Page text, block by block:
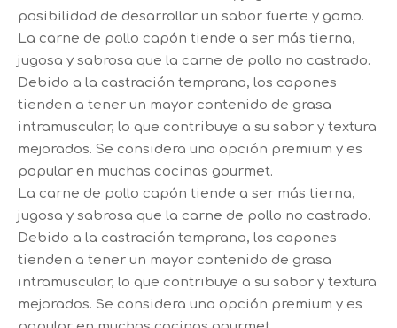
posibilidad de desarrollar un sabor fuerte y gamo.
La carne de pollo capón tiende a ser más tierna,
jugosa y sabrosa que la carne de pollo no castrado.
Debido a la castración temprana, los capones
tienden a tener un mayor contenido de grasa
intramuscular, lo que contribuye a su sabor y textura
mejorados. Se considera una opción premium y es
popular en muchas cocinas gourmet.
La carne de pollo capón tiende a ser más tierna,
jugosa y sabrosa que la carne de pollo no castrado.
Debido a la castración temprana, los capones
tienden a tener un mayor contenido de grasa
intramuscular, lo que contribuye a su sabor y textura
mejorados. Se considera una opción premium y es